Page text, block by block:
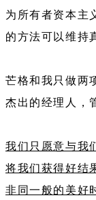
为所有者资本主
的方法可以维持
芒格和我只做两
杰出的经理人，
我们只愿意与我
将我们获得好结
非同一般的美好